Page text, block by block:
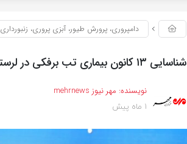
دامپروری، پرورش طیور، آبزی پروری، زنبورداری
شناسایی ۱۳ کانون بیماری تب برفکی در لرستان
نویسنده: مهر نیوز mehrnews
1 ماه پیش